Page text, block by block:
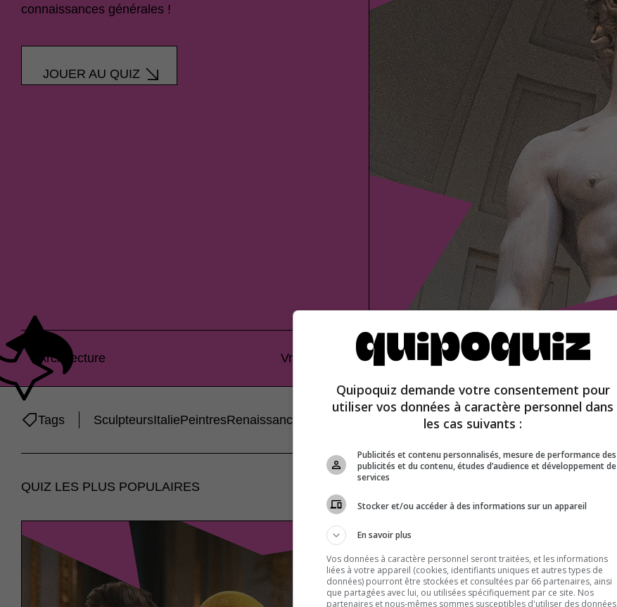
connaissances générales !
JOUER AU QUIZ
Architecture Vrai ou faux
Tags SculpteursItaliePeintresRenaissance
QUIZ LES PLUS POPULAIRES
Quipoquiz demande votre consentement pour
utiliser vos données à caractère personnel dans
les cas suivants :
Publicités et contenu personnalisés, mesure de performance des
publicités et du contenu, études d’audience et développement de
services
Stocker et/ou accéder à des informations sur un appareil
En savoir plus
Vos données à caractère personnel seront traitées, et les informations
liées à votre appareil (cookies, identifiants uniques et autres types de
données) pourront être stockées et consultées par 66 partenaires, ainsi
que partagées avec lui, ou utilisées spécifiquement par ce site. Nos
partenaires et nous-mêmes sommes susceptibles d'utiliser des données